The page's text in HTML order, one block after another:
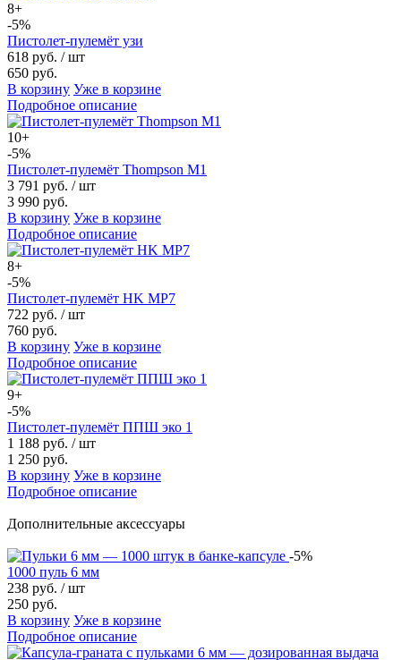
8+
-5%
Пистолет-пулемёт узи
618 руб. / шт
650 руб.
В корзину Уже в корзине
Подробное описание
10+
-5%
Пистолет-пулемёт Thompson M1
3 791 руб. / шт
3 990 руб.
В корзину Уже в корзине
Подробное описание
8+
-5%
Пистолет-пулемёт HK MP7
722 руб. / шт
760 руб.
В корзину Уже в корзине
Подробное описание
9+
-5%
Пистолет-пулемёт ППШ эко 1
1 188 руб. / шт
1 250 руб.
В корзину Уже в корзине
Подробное описание
Дополнительные аксессуары
-5%
1000 пуль 6 мм
238 руб. / шт
250 руб.
В корзину Уже в корзине
Подробное описание